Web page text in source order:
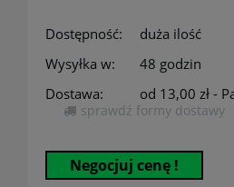
Dostępność:
duża ilość
Wysyłka w:
48 godzin
Dostawa:
od 13,00 zł -
Cena nie zawiera ewentualnych
sprawdź formy dostawy
Negocjuj cenę !